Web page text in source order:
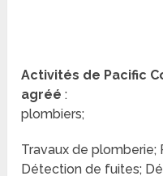
Activités de Pacific
agréé :
plombiers;
Travaux de plomberie;
Détection de fuites;